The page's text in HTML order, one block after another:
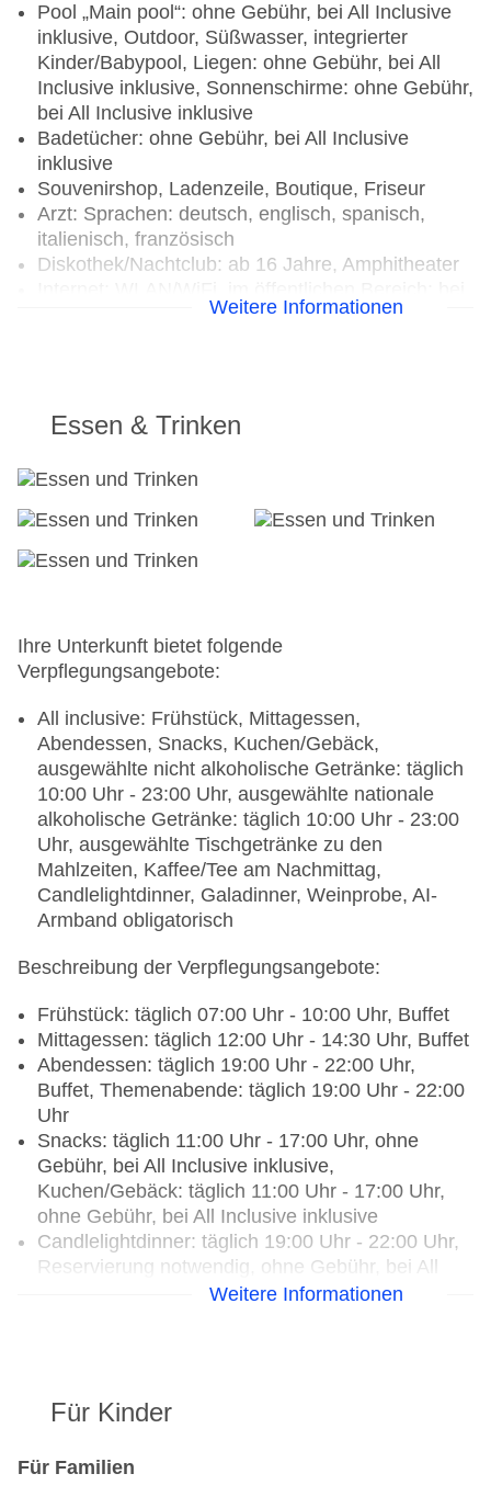
Pool „Main pool“: ohne Gebühr, bei All Inclusive
inklusive, Outdoor, Süßwasser, integrierter
Kinder/Babypool, Liegen: ohne Gebühr, bei All
Inclusive inklusive, Sonnenschirme: ohne Gebühr,
bei All Inclusive inklusive
Badetücher: ohne Gebühr, bei All Inclusive
inklusive
Souvenirshop, Ladenzeile, Boutique, Friseur
Arzt: Sprachen: deutsch, englisch, spanisch,
italienisch, französisch
Diskothek/Nachtclub: ab 16 Jahre, Amphitheater
All Inclusive inklusive, an der Rezeption/in der
inklusive
Wäscheservice: gegen Gebühr, Barzahlung
Concierge Service, Gepäckservice
Zahlungsarten: TUI Card / VISA, MasterCard,
Diners, EC Karte/Maestro
Parkmöglichkeiten: Parkplatz (nach
ohne Gebühr, bei All Inclusive inklusive
Businesscenter: gegen Gebühr, Barzahlung,
italienisch, französisch
Tagungseinrichtungen: Konferenzräume: 1,
klimatisierte Tagungsräume, Tagungsequipment:
Barzahlung, pro Tag ab 500 EUR, Coffee Breaks:
Barzahlung, ab 6 EUR
Größe des Hotels/Anlage: 3 ha
Gebäudeanzahl: 7, Etagen: 2, Zimmer: 256,
Ferienhäuser: 0, Villen: 0, Appartements: 0,
Bungalows: 0, Studios: 0, Zelte: 0
Weitere Informationen
Essen & Trinken
Ihre Unterkunft bietet folgende
Verpflegungsangebote:
All inclusive: Frühstück, Mittagessen,
Abendessen, Snacks, Kuchen/Gebäck,
ausgewählte nicht alkoholische Getränke: täglich
10:00 Uhr - 23:00 Uhr, ausgewählte nationale
alkoholische Getränke: täglich 10:00 Uhr - 23:00
Uhr, ausgewählte Tischgetränke zu den
Mahlzeiten, Kaffee/Tee am Nachmittag,
Candlelightdinner, Galadinner, Weinprobe, AI-
Armband obligatorisch
Beschreibung der Verpflegungsangebote:
Frühstück: täglich 07:00 Uhr - 10:00 Uhr, Buffet
Mittagessen: täglich 12:00 Uhr - 14:30 Uhr, Buffet
Abendessen: täglich 19:00 Uhr - 22:00 Uhr,
Buffet, Themenabende: täglich 19:00 Uhr - 22:00
Uhr
Snacks: täglich 11:00 Uhr - 17:00 Uhr, ohne
Gebühr, bei All Inclusive inklusive,
Kuchen/Gebäck: täglich 11:00 Uhr - 17:00 Uhr,
ohne Gebühr, bei All Inclusive inklusive
Candlelightdinner: täglich 19:00 Uhr - 22:00 Uhr,
Reservierung notwendig, ohne Gebühr, bei All
Inclusive inklusive, à la carte, gesetztes Menü
Champagner, Unterhaltungsprogramm,
Champagner, Unterhaltungsprogramm, (Live-)
Weitere Informationen
Für Kinder
Für Familien